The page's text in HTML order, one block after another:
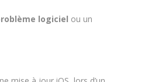
logiciel ou un